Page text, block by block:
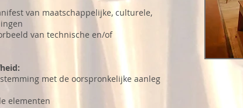
van maatschappelijke, culturele,
van technische en/of
met de oorspronkelijke aanleg
elementen